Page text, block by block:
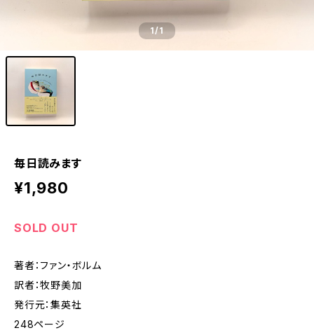
1/1
毎日読みます
¥1,980
SOLD OUT
著者：ファン・ボルム
訳者：牧野美加
発行元：集英社
248ページ